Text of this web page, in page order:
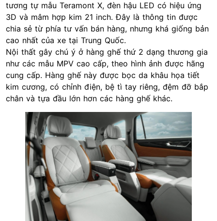
tương tự mẫu Teramont X, đèn hậu LED có hiệu ứng
3D và mâm hợp kim 21 inch. Đây là thông tin được
chia sẻ từ phía tư vấn bán hàng, nhưng khá giống bản
cao nhất của xe tại Trung Quốc.
Nội thất gây chú ý ở hàng ghế thứ 2 dạng thương gia
như các mẫu MPV cao cấp, theo hình ảnh được hãng
cung cấp. Hàng ghế này được bọc da khâu họa tiết
kim cương, có chỉnh điện, bệ tì tay riêng, đệm đỡ bắp
chân và tựa đầu lớn hơn các hàng ghế khác.